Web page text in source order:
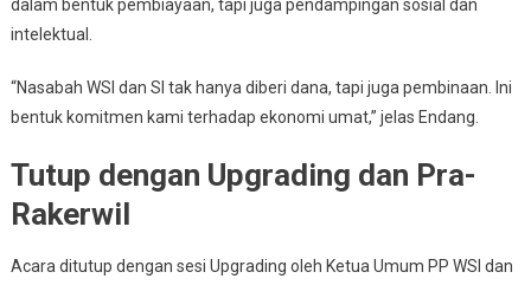
dalam bentuk pembiayaan, tapi juga pendampingan sosial dan
intelektual.
“Nasabah WSI dan SI tak hanya diberi dana, tapi juga pembinaan. Ini
bentuk komitmen kami terhadap ekonomi umat,” jelas Endang.
Tutup dengan Upgrading dan Pra-
Rakerwil
Acara ditutup dengan sesi Upgrading oleh Ketua Umum PP WSI dan